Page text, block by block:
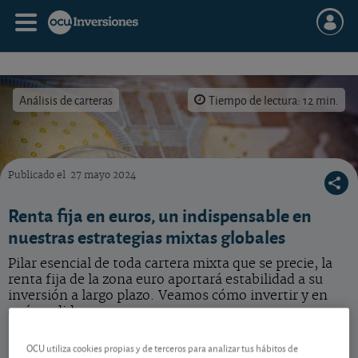
Análisis de carteras Tiempo de lectura: 12 min.
Vea la apuesta por la renta fija en euros dentro de nuestras carteras modelo mixtas.
Publicado el 27 mayo 2024
Renta fija en euros, un indispensable en
nuestras estrategias mixtas globales
Pilar esencial de toda cartera mixta que se precie, la
renta fija de la zona euro aportará estabilidad a su
inversión a largo plazo. Veamos cómo invertir y en
qué medida.
OCU utiliza cookies propias y de terceros para analizar tus hábitos de